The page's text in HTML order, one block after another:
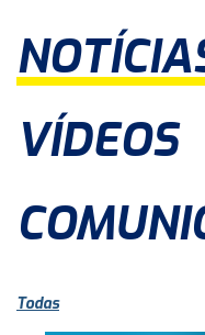
VÍDEOS
Todas